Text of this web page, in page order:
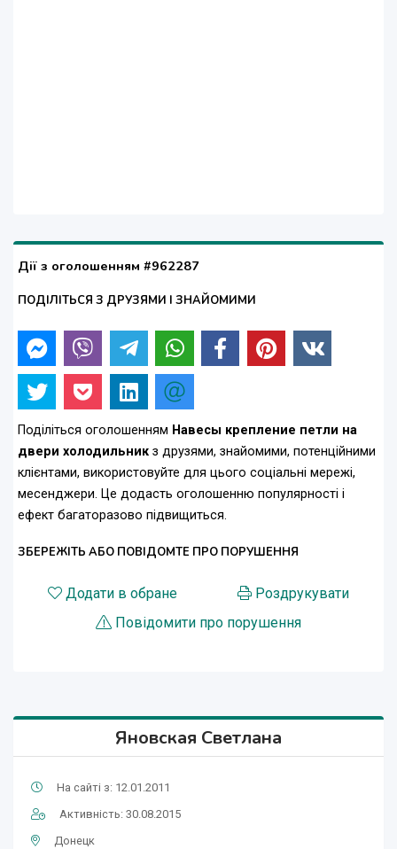
Дії з оголошенням #962287
ПОДІЛІТЬСЯ З ДРУЗЯМИ І ЗНАЙОМИМИ
Поділіться оголошенням Навесы крепление петли на
двери холодильник з друзями, знайомими, потенційними
клієнтами, використовуйте для цього соціальні мережі,
месенджери. Це додасть оголошенню популярності і
ефект багаторазово підвищиться.
ЗБЕРЕЖІТЬ АБО ПОВІДОМТЕ ПРО ПОРУШЕННЯ
Додати в обране
Роздрукувати
Повідомити про порушення
Яновская Светлана
На сайті з: 12.01.2011
Активність: 30.08.2015
Донецк